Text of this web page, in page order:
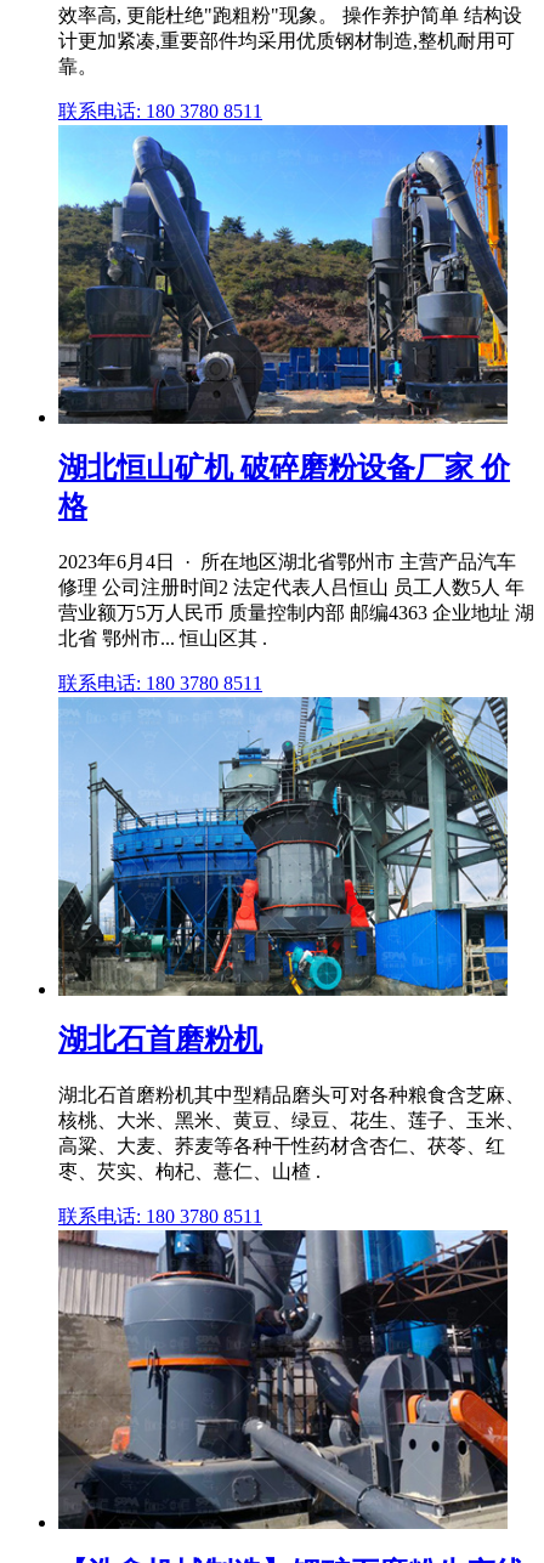
效率高, 更能杜绝"跑粗粉"现象。 操作养护简单 结构设
计更加紧凑,重要部件均采用优质钢材制造,整机耐用可
靠。
联系电话: 180 3780 8511
湖北恒山矿机 破碎磨粉设备厂家 价
格
2023年6月4日 · 所在地区湖北省鄂州市 主营产品汽车
修理 公司注册时间2 法定代表人吕恒山 员工人数5人 年
营业额万5万人民币 质量控制内部 邮编4363 企业地址 湖
北省 鄂州市... 恒山区其 .
联系电话: 180 3780 8511
湖北石首磨粉机
湖北石首磨粉机其中型精品磨头可对各种粮食含芝麻、
核桃、大米、黑米、黄豆、绿豆、花生、莲子、玉米、
高粱、大麦、荞麦等各种干性药材含杏仁、茯苓、红
枣、芡实、枸杞、薏仁、山楂 .
联系电话: 180 3780 8511